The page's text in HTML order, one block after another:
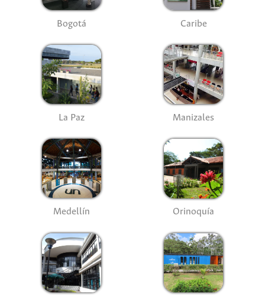
Bogotá Caribe
La Paz Manizales
Medellín Orinoquía